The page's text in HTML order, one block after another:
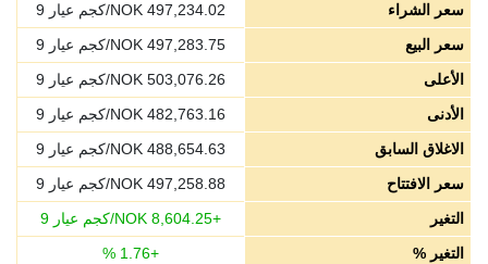
سعر الشراء
497,234.02
سعر البيع
497,283.75
الأعلى
503,076.26
الأدنى
482,763.16
الاغلاق السابق
488,654.63
سعر الافتتاح
497,258.88
التغير
+
8,604.25
التغير %
+
1.76
%